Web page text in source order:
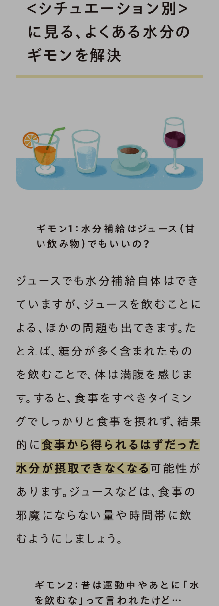
＜シチュエーション別＞
に見る、よくある水分の
ギモンを解決
ギモン1：水分補給はジュース（甘
い飲み物）でもいいの？
ジュースでも水分補給自体はでき
ていますが、ジュースを飲むことに
よる、ほかの問題も出てきます。た
とえば、糖分が多く含まれたもの
を飲むことで、体は満腹を感じま
す。すると、食事をすべきタイミン
グでしっかりと食事を摂れず、結果
的に 食事から得られるはずだった
水分が摂取できなくなる可能性が
あります。ジュースなどは、食事の
邪魔にならない量や時間帯に飲
むようにしましょう。
ギモン2：昔は運動中やあとに「水
を飲むな」って言われたけど…